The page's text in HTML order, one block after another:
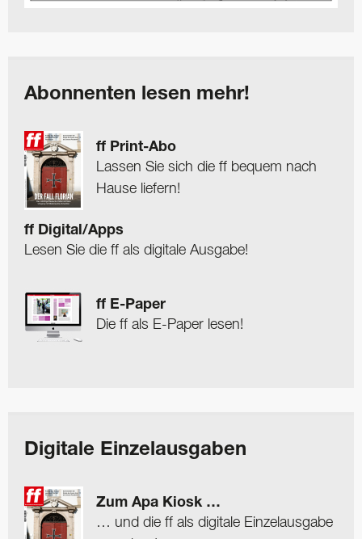
Abonnenten lesen mehr!
ff Print-Abo
Lassen Sie sich die ff bequem nach
Hause liefern!
ff Digital/Apps
Lesen Sie die ff als digitale Ausgabe!
ff E-Paper
Die ff als E-Paper lesen!
Digitale Einzelausgaben
Zum Apa Kiosk …
… und die ff als digitale Einzelausgabe